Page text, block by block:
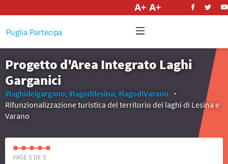
Puglia Partecipa
Progetto d'Area Integrato Laghi
Garganici
#laghidelgargano;#lagodilesina;#lagodiVarano
Rifunzionalizzazione turistica del territorio dei laghi di Lesina e
Varano
FASE 5 DE 5